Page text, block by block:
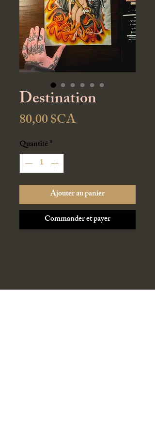
Destination
80,00 $CAPrix
Quantité*
Ajouter au panier
Commander et payer